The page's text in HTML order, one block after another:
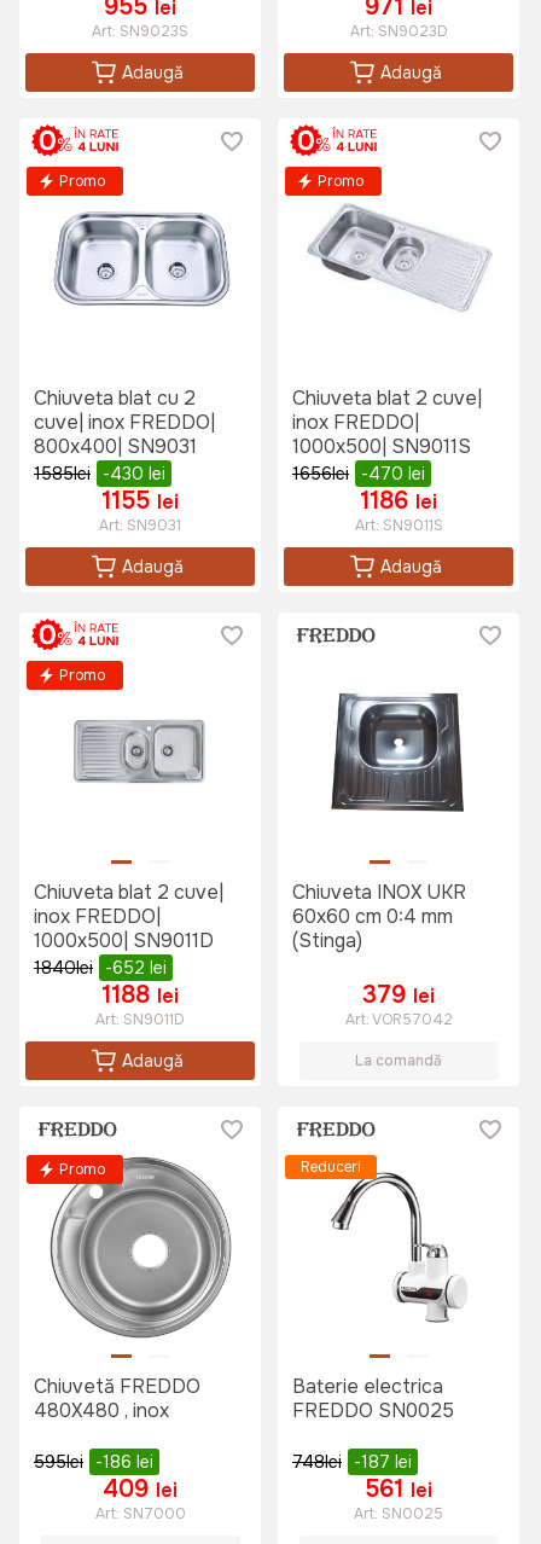
955 lei
Art: SN9023S
Adaugă
971 lei
Art: SN9023D
Adaugă
Promo
Chiuveta blat cu 2
cuve| inox FREDDO|
800x400| SN9031
1585lei -430 lei
1155 lei
Art: SN9031
Adaugă
Promo
Chiuveta blat 2 cuve|
inox FREDDO|
1000x500| SN9011S
1656lei -470 lei
1186 lei
Art: SN9011S
Adaugă
Promo
Chiuveta blat 2 cuve|
inox FREDDO|
1000x500| SN9011D
1840lei -652 lei
1188 lei
Art: SN9011D
Adaugă
Chiuveta INOX UKR
60x60 cm 0:4 mm
(Stinga)
379 lei
Art:VOR57042
La comandă
Promo
Chiuvetă FREDDO
480X480 , inox
595lei -186 lei
409 lei
Art: SN7000
Reduceri
Baterie electrica
FREDDO SN0025
748lei -187 lei
561 lei
Art: SN0025